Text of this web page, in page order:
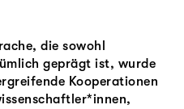
die sowohl
geprägt ist, wurde
Kooperationen